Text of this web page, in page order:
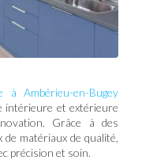
à Ambérieu-en-Bugey
intérieure et extérieure
Grâce à des
matériaux de qualité,
précision et soin.